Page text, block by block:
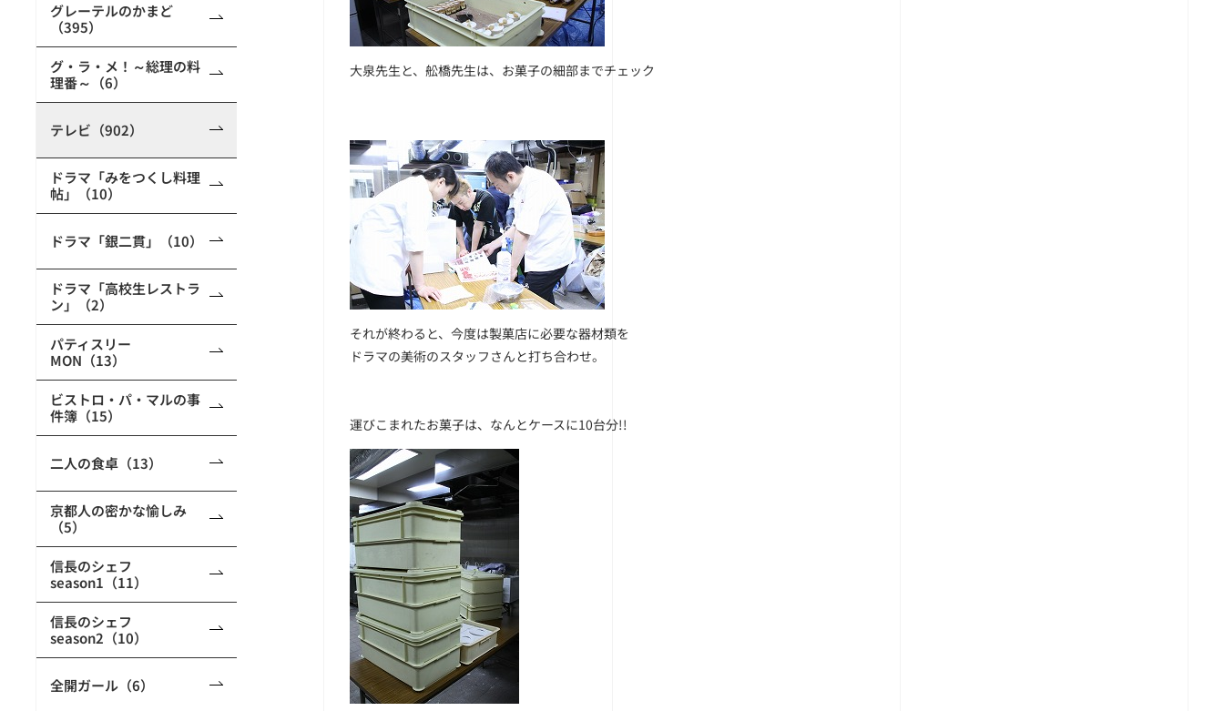
グレーテルのかまど
（395）
グ・ラ・メ！～総理の料
理番～（6）
テレビ（902）
ドラマ「みをつくし料理
帖」（10）
ドラマ「銀二貫」（10）
ドラマ「高校生レストラ
ン」（2）
パティスリー
MON（13）
ビストロ・パ・マルの事
件簿（15）
二人の食卓（13）
京都人の密かな愉しみ
（5）
信長のシェフ
season1（11）
信長のシェフ
season2（10）
全開ガール（6）
大泉先生と、舩橋先生は、お菓子の細部までチェック
それが終わると、今度は製菓店に必要な器材類を
ドラマの美術のスタッフさんと打ち合わせ。
運びこまれたお菓子は、なんとケースに10台分!!